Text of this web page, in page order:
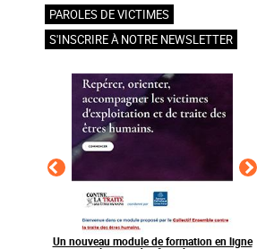
PAROLES DE VICTIMES
S'INSCRIRE À NOTRE NEWSLETTER
Raising awareness on the sidelines of major